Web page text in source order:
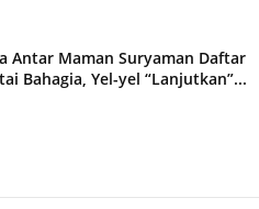
Antar Maman Suryaman Daftar
Bahagia, Yel-yel “Lanjutkan”...